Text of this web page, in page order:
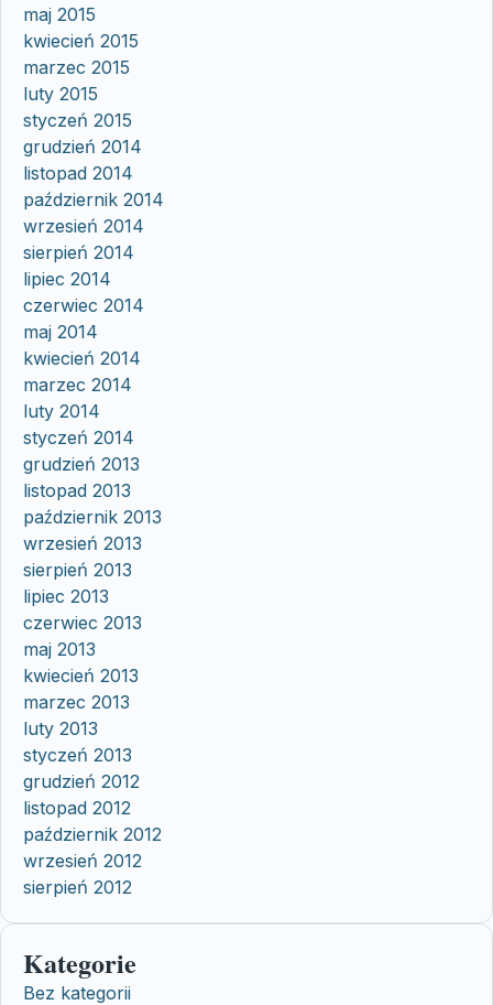
maj 2015
kwiecień 2015
marzec 2015
luty 2015
styczeń 2015
grudzień 2014
listopad 2014
październik 2014
wrzesień 2014
sierpień 2014
lipiec 2014
czerwiec 2014
maj 2014
kwiecień 2014
marzec 2014
luty 2014
styczeń 2014
grudzień 2013
listopad 2013
październik 2013
wrzesień 2013
sierpień 2013
lipiec 2013
czerwiec 2013
maj 2013
kwiecień 2013
marzec 2013
luty 2013
styczeń 2013
grudzień 2012
listopad 2012
październik 2012
wrzesień 2012
sierpień 2012
Kategorie
Bez kategorii